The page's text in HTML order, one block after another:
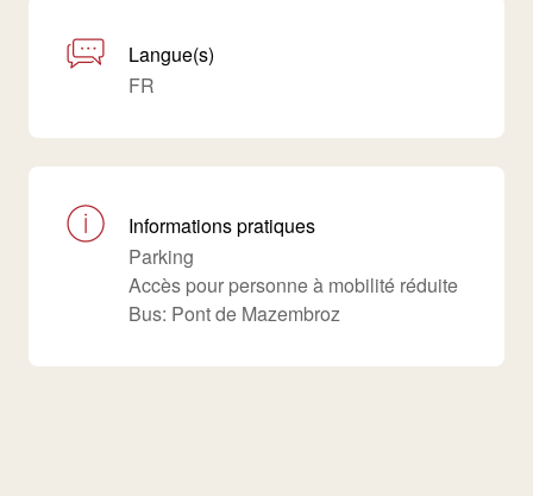
Langue(s)
FR
Informations pratiques
Parking
Accès pour personne à mobilité réduite
Bus: Pont de Mazembroz